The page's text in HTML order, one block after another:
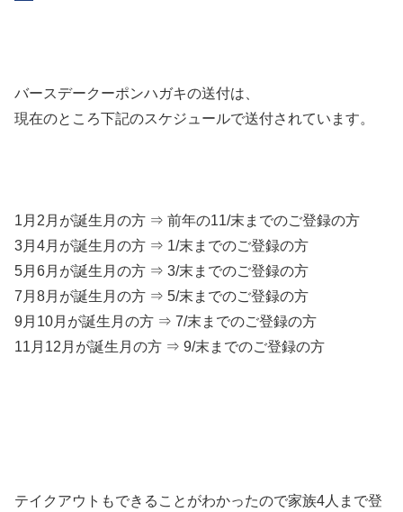
バースデークーポンハガキの送付は、
現在のところ下記のスケジュールで送付されています。
1月2月が誕生月の方 ⇒ 前年の11/末までのご登録の方
3月4月が誕生月の方 ⇒ 1/末までのご登録の方
5月6月が誕生月の方 ⇒ 3/末までのご登録の方
7月8月が誕生月の方 ⇒ 5/末までのご登録の方
9月10月が誕生月の方 ⇒ 7/末までのご登録の方
11月12月が誕生月の方 ⇒ 9/末までのご登録の方
テイクアウトもできることがわかったので家族4人まで登